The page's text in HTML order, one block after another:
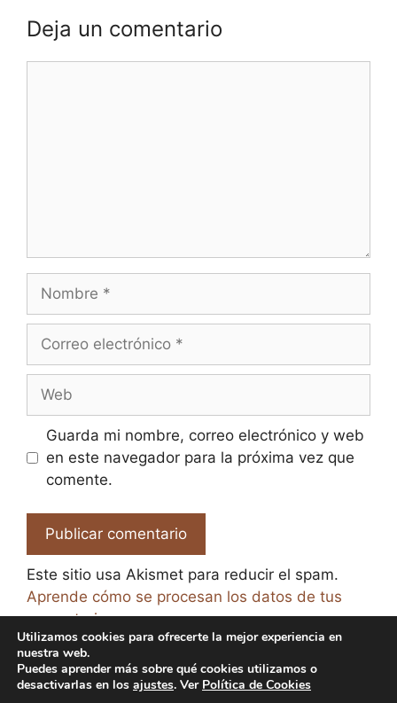
Deja un comentario
electrónico
Guarda mi nombre, correo electrónico y web
en este navegador para la próxima vez que
comente.
Este sitio usa Akismet para reducir el spam.
Aprende cómo se procesan los datos de tus
comentarios.
Utilizamos cookies para ofrecerte la mejor experiencia en
nuestra web.
Puedes aprender más sobre qué cookies utilizamos o
desactivarlas en los ajustes. Ver Política de Cookies